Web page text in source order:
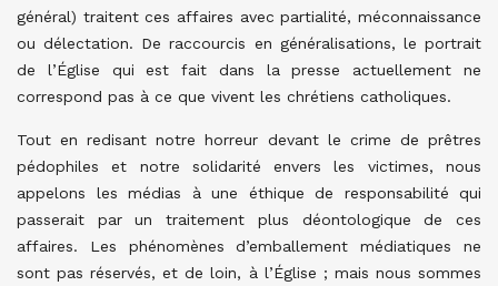
général) traitent ces affaires avec partialité, méconnaissance
ou délectation. De raccourcis en généralisations, le portrait
de l’Église qui est fait dans la presse actuellement ne
correspond pas à ce que vivent les chrétiens catholiques.
Tout en redisant notre horreur devant le crime de prêtres
pédophiles et notre solidarité envers les victimes, nous
appelons les médias à une éthique de responsabilité qui
passerait par un traitement plus déontologique de ces
affaires. Les phénomènes d’emballement médiatiques ne
sont pas réservés, et de loin, à l’Église ; mais nous sommes